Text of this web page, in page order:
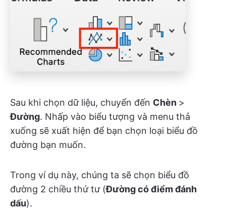
Sau khi chọn dữ liệu, chuyển đến Chèn >
Đường. Nhấp vào biểu tượng và menu thả
xuống sẽ xuất hiện để bạn chọn loại biểu đồ
đường bạn muốn.
Trong ví dụ này, chúng ta sẽ chọn biểu đồ
đường 2 chiều thứ tư (Đường có điểm đánh
dấu).